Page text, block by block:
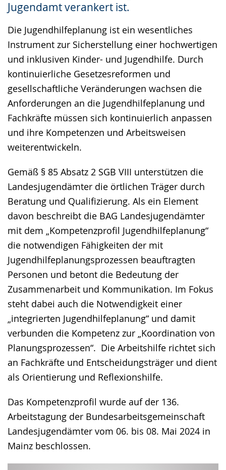
Jugendamt verankert ist.
Die Jugendhilfeplanung ist ein wesentliches
Instrument zur Sicherstellung einer hochwertigen
und inklusiven Kinder- und Jugendhilfe. Durch
kontinuierliche Gesetzesreformen und
gesellschaftliche Veränderungen wachsen die
Anforderungen an die Jugendhilfeplanung und
Fachkräfte müssen sich kontinuierlich anpassen
und ihre Kompetenzen und Arbeitsweisen
weiterentwickeln.
Gemäß § 85 Absatz 2 SGB VIII unterstützen die
Landesjugendämter die örtlichen Träger durch
Beratung und Qualifizierung. Als ein Element
davon beschreibt die BAG Landesjugendämter
mit dem „Kompetenzprofil Jugendhilfeplanung“
die notwendigen Fähigkeiten der mit
Jugendhilfeplanungsprozessen beauftragten
Personen und betont die Bedeutung der
Zusammenarbeit und Kommunikation. Im Fokus
steht dabei auch die Notwendigkeit einer
„integrierten Jugendhilfeplanung“ und damit
verbunden die Kompetenz zur „Koordination von
Planungsprozessen“. Die Arbeitshilfe richtet sich
an Fachkräfte und Entscheidungsträger und dient
als Orientierung und Reflexionshilfe.
Das Kompetenzprofil wurde auf der 136.
Arbeitstagung der Bundesarbeitsgemeinschaft
Landesjugendämter vom 06. bis 08. Mai 2024 in
Mainz beschlossen.